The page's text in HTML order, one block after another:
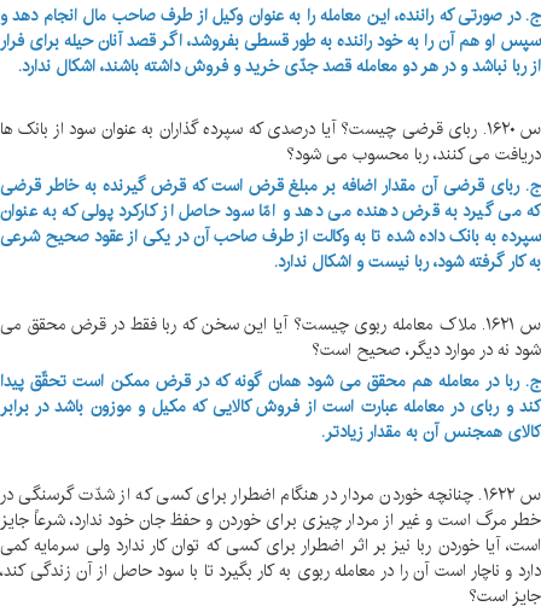
ج. در صورتی که راننده، این معامله را به عنوان وکیل از طرف صاحب مال انجام دهد و
سپس او هم آن را به خود راننده به طور قسطی بفروشد، اگر قصد آنان حیله برای فرار
از ربا نباشد و در هر دو معامله قصد جدّی خرید و فروش داشته باشند، اشکال ندارد.
س ۱۶۲۰. ربای قرضی چیست؟ آیا درصدی که سپرده گذاران به عنوان سود از بانک ها
دریافت می کنند، ربا محسوب می شود؟
ج. ربای قرضی آن مقدار اضافه بر مبلغ قرض است که قرض گیرنده به خاطر قرضی
که می گیرد به قرض دهنده می دهد و امّا سود حاصل از کارکرد پولی که به عنوان
سپرده به بانک داده شده تا به وکالت از طرف صاحب آن در یکی از عقود صحیح شرعی
به کار گرفته شود، ربا نیست و اشکال ندارد.
س ۱۶۲۱. ملاک معامله ربوی چیست؟ آیا این سخن که ربا فقط در قرض محقق می
شود نه در موارد دیگر، صحیح است؟
ج. ربا در معامله هم محقق می شود همان گونه که در قرض ممکن است تحقّق پیدا
کند و ربای در معامله عبارت است از فروش کالایی که مکیل و موزون باشد در برابر
کالای همجنس آن به مقدار زیادتر.
س ۱۶۲۲. چنانچه خوردن مردار در هنگام اضطرار برای کسی که از شدّت گرسنگی در
خطر مرگ است و غیر از مردار چیزی برای خوردن و حفظ جان خود ندارد، شرعاً جایز
است، آیا خوردن ربا نیز بر اثر اضطرار برای کسی که توان کار ندارد ولی سرمایه کمی
دارد و ناچار است آن را در معامله ربوی به کار بگیرد تا با سود حاصل از آن زندگی کند،
جایز است؟